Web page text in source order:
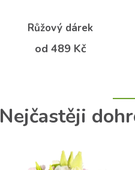
Růžový dárek
od 489 Kč
Nejčastěji